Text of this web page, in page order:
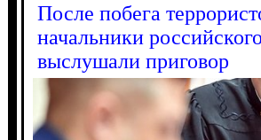
После побега
начальники
выслушали приговор